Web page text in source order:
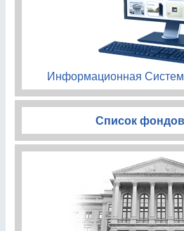
Информационная
Список